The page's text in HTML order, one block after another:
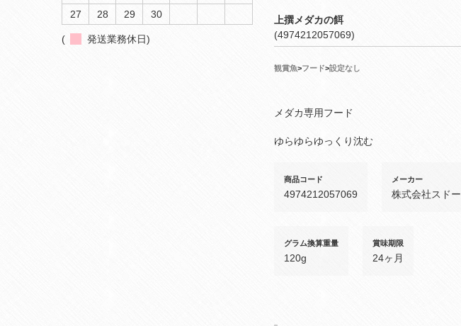
上撰メダカの餌
(4974212057069)
観賞魚>フード>設定なし
メダカ専用フード
ゆらゆらゆっくり沈む
商品コード
4974212057069
メーカー
株式会社スドー
グラム換算重量
120g
賞味期限
24ヶ月
27
28 29 30
( 発送業務休日)